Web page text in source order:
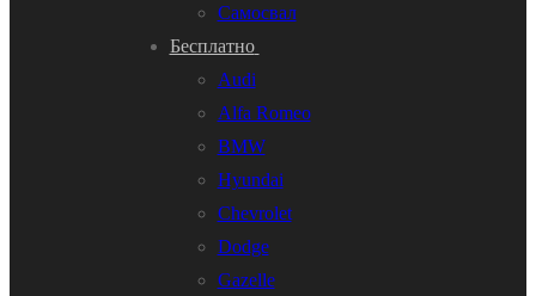
Самосвал
Бесплатно
Audi
Alfa Romeo
BMW
Hyundai
Chevrolet
Dodge
Gazelle